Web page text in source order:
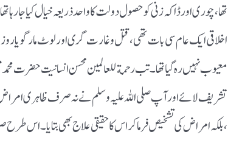
تھا ، چوری اور ڈاکہ زنی کو حصول دولت کا واحد ذریعہ خیال کیا جارہا
اخلاقی ایک عام سی بات تھی ، قتل و غارت گری اور لوٹ مار گویا
معیوب نہیں رہ گیا تھا۔تب رحمةللعالمین محسن انسانیت حضرت محمد
تشریف لائے اور آپ صلی اللہ علیہ وسلم نے نہ صرف ظاہری امراض
،بلکہ امراض کی تشخیص فرماکر اس کا حقیقی علاج بھی